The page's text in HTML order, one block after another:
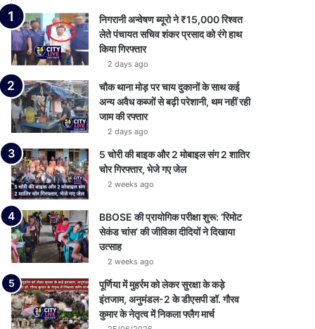
निगरानी अन्वेषण ब्यूरो ने ₹15,000 रिश्वत
लेते पंचायत सचिव शंकर प्रसाद को रंगे हाथ
किया गिरफ्तार
2 days ago
चौक थाना मोड़ पर चाय दुकानों के साथ कई
अन्य अवैध कब्जों से बढ़ी परेशानी, थम नहीं रही
जाम की रफ्तार
2 days ago
5 चोरी की बाइक और 2 मोबाइल संग 2 शातिर
चोर गिरफ्तार, भेजे गए जेल
2 weeks ago
BBOSE की प्रायोगिक परीक्षा शुरू: ‘रिमोट
सेकंड चांस’ की जीविका दीदियों ने दिखाया
उत्साह
2 weeks ago
पूर्णिया में मुहर्रम को लेकर सुरक्षा के कड़े
इंतजाम, अनुमंडल-2 के डीएसपी डॉ. गौरव
कुमार के नेतृत्व में निकला फ्लैग मार्च